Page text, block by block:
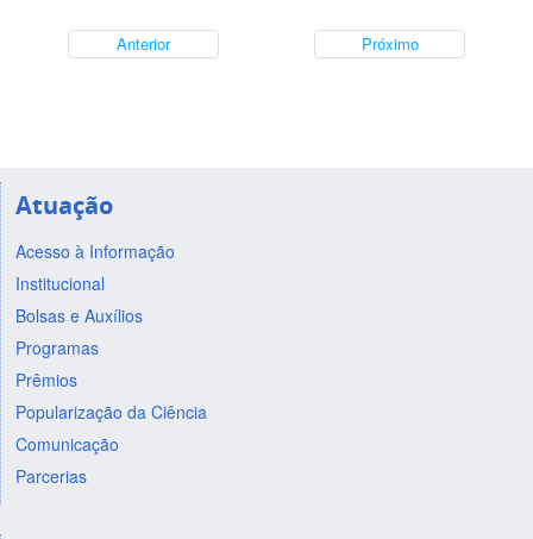
Anterior Próximo
Atuação
Acesso à Informação
Institucional
Bolsas e Auxílios
Programas
Prêmios
Popularização da Ciência
Comunicação
Parcerias